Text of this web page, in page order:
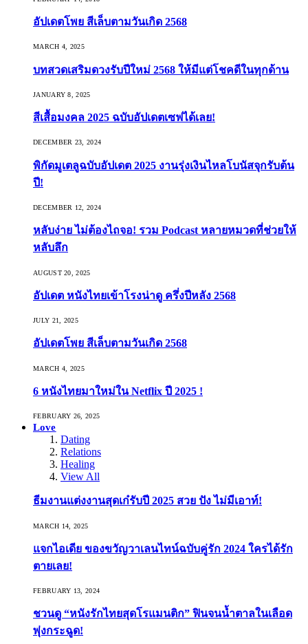
อัปเดตโพย สีเล็บตามวันเกิด 2568
MARCH 4, 2025
บทสวดเสริมดวงรับปีใหม่ 2568 ให้มีแต่โชคดีในทุกด้าน
JANUARY 8, 2025
สีเสื้อมงคล 2025 ฉบับอัปเดตเซฟได้เลย!
DECEMBER 23, 2024
พิกัดมูเตลูฉบับอัปเดต 2025 งานรุ่งเงินไหลโบนัสจุกรับต้น
ปี!
DECEMBER 12, 2024
หลับง่าย ไม่ต้องไถจอ! รวม Podcast หลายหมวดที่ช่วยให้
หลับลึก
AUGUST 20, 2025
อัปเดต หนังไทยเข้าโรงน่าดู ครึ่งปีหลัง 2568
JULY 21, 2025
อัปเดตโพย สีเล็บตามวันเกิด 2568
MARCH 4, 2025
6 หนังไทยมาใหม่ใน Netflix ปี 2025 !
FEBRUARY 26, 2025
Love
Dating
Relations
Healing
View All
ธีมงานแต่งงานสุดเก๋รับปี 2025 สวย ปัง ไม่มีเอาท์!
MARCH 14, 2025
แจกไอเดีย ของขวัญวาเลนไทน์ฉบับคู่รัก 2024 ใครได้รัก
ตายเลย!
FEBRUARY 13, 2024
ชวนดู “หนังรักไทยสุดโรแมนติก” ฟินจนน้ำตาลในเลือด
พุ่งกระฉูด!